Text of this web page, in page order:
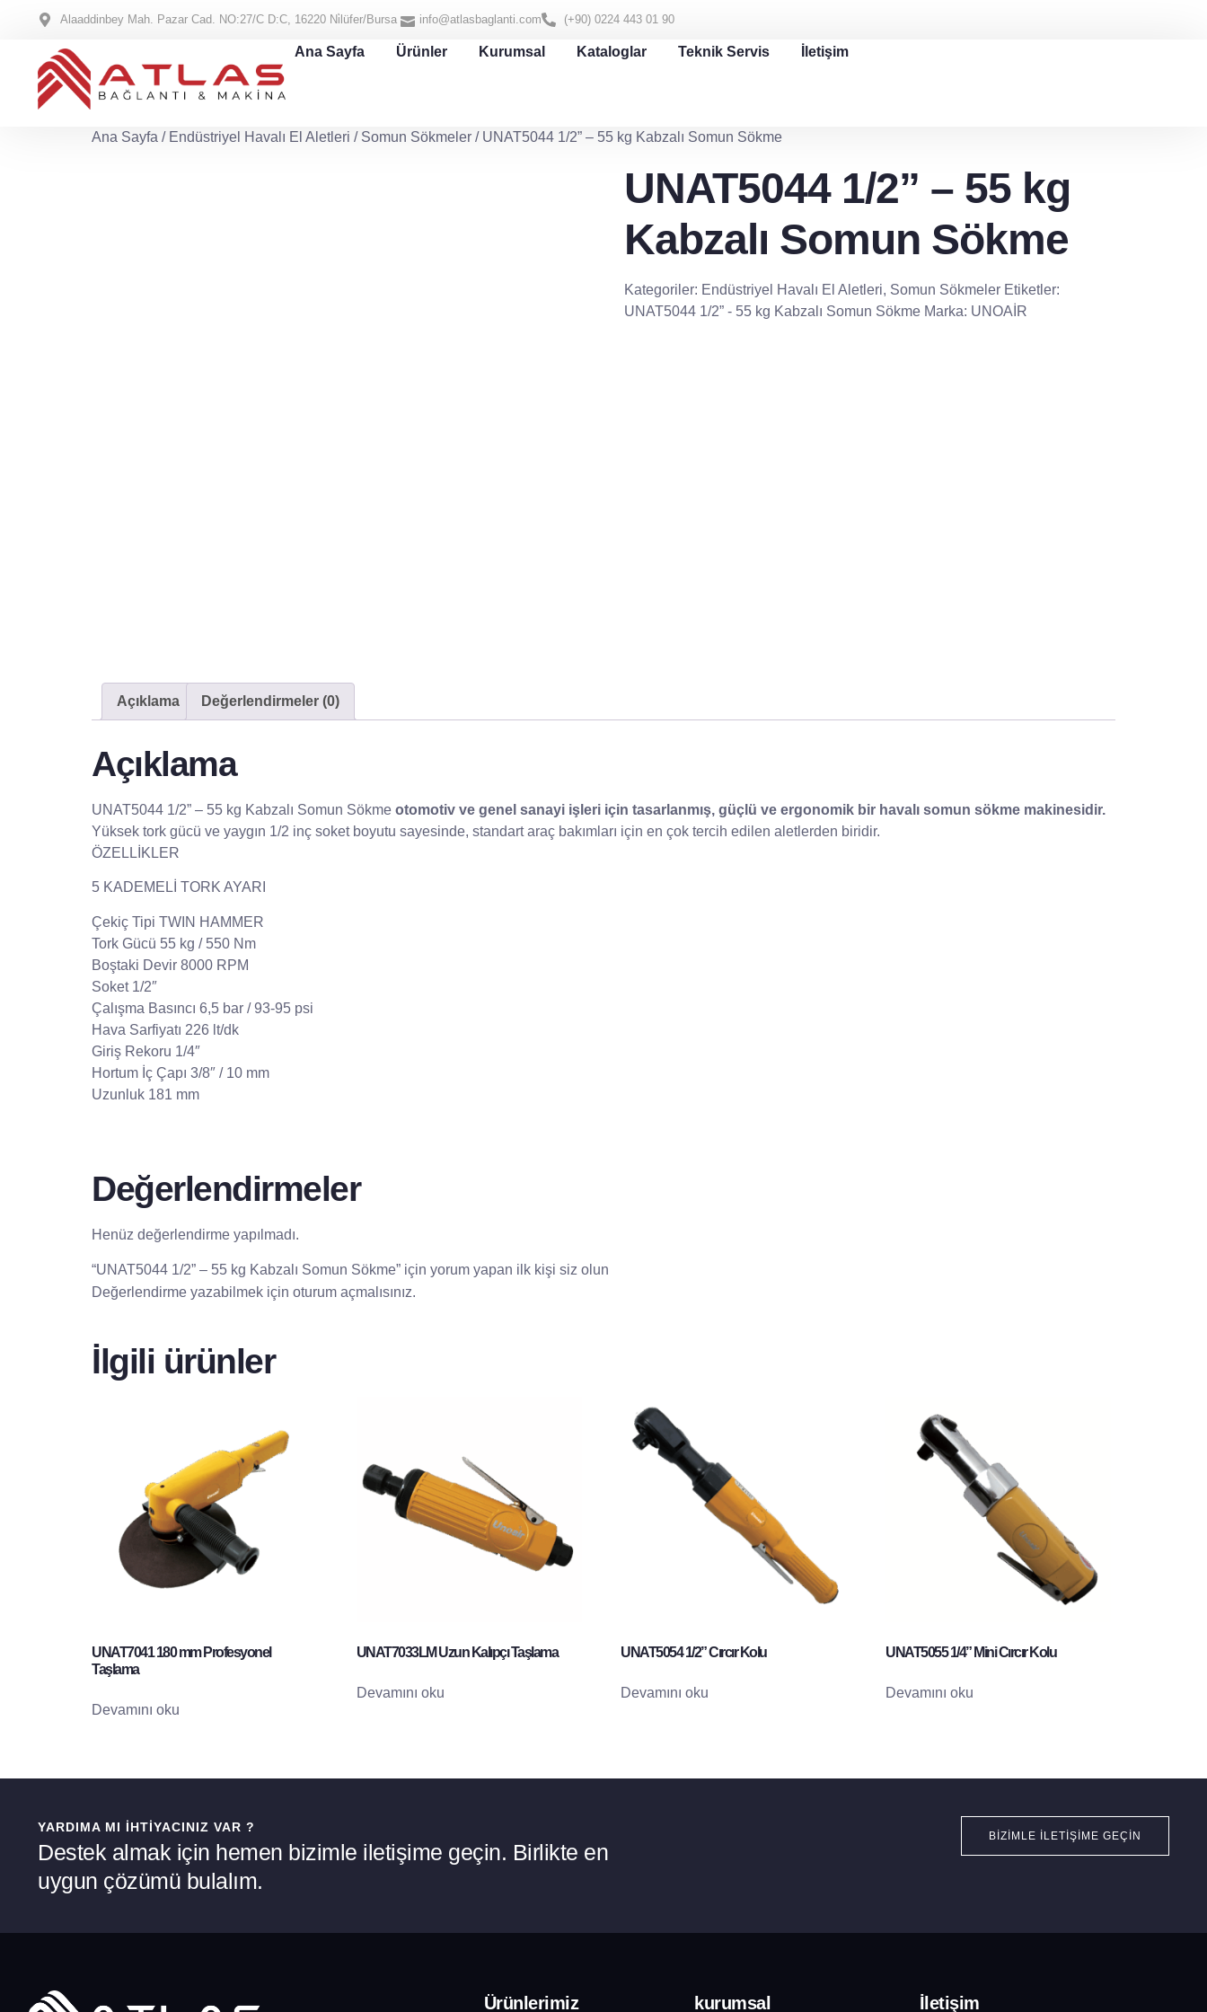
Alaaddinbey Mah. Pazar Cad. NO:27/C D:C, 16220 Ni̇lüfer/Bursa info@atlasbaglanti.com (+90) 0224 443 01 90
Ana Sayfa Ürünler Kurumsal Kataloglar Teknik Servis İletişim
Ana Sayfa / Endüstriyel Havalı El Aletleri / Somun Sökmeler / UNAT5044 1/2” – 55 kg Kabzalı Somun Sökme
UNAT5044 1/2” – 55 kg
Kabzalı Somun Sökme
Kategoriler: Endüstriyel Havalı El Aletleri, Somun Sökmeler Etiketler:
UNAT5044 1/2” - 55 kg Kabzalı Somun Sökme Marka: UNOAİR
Açıklama Değerlendirmeler (0)
Açıklama
UNAT5044 1/2” – 55 kg Kabzalı Somun Sökme otomotiv ve genel sanayi işleri için tasarlanmış, güçlü ve ergonomik bir havalı somun sökme makinesidir.
Yüksek tork gücü ve yaygın 1/2 inç soket boyutu sayesinde, standart araç bakımları için en çok tercih edilen aletlerden biridir.
ÖZELLİKLER
5 KADEMELİ TORK AYARI
Çekiç Tipi TWIN HAMMER
Tork Gücü 55 kg / 550 Nm
Boştaki Devir 8000 RPM
Soket 1/2″
Çalışma Basıncı 6,5 bar / 93-95 psi
Hava Sarfiyatı 226 lt/dk
Giriş Rekoru 1/4″
Hortum İç Çapı 3/8″ / 10 mm
Uzunluk 181 mm
Değerlendirmeler
Henüz değerlendirme yapılmadı.
“UNAT5044 1/2” – 55 kg Kabzalı Somun Sökme” için yorum yapan ilk kişi siz olun
Değerlendirme yazabilmek için oturum açmalısınız.
İlgili ürünler
UNAT7041 180 mm Profesyonel
Taşlama
Devamını oku
UNAT7033LM Uzun Kalıpçı Taşlama
Devamını oku
UNAT5054 1/2” Cırcır Kolu
Devamını oku
UNAT5055 1/4” Mini Cırcır Kolu
Devamını oku
YARDIMA MI İHTIYACINIZ VAR ?
Destek almak için hemen bizimle iletişime geçin. Birlikte en
uygun çözümü bulalım.
BIZIMLE İLETIŞIME GEÇIN
Ürünlerimiz kurumsal İletişim